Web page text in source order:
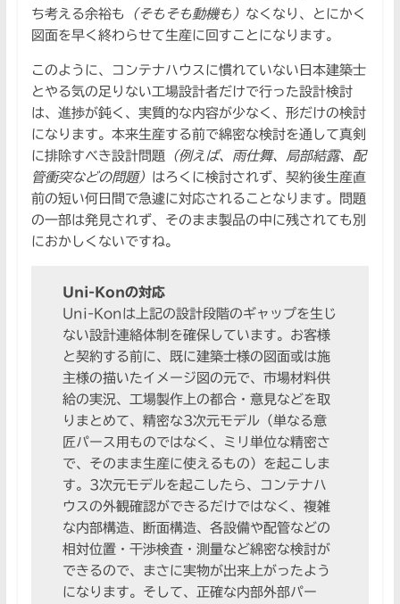
ち考える余裕も
（そもそも動機も） なくなり、とにかく
図面を早く終わらせて生産に回すことになります。
このように、コンテナハウスに慣れていない日本建築士
とやる気の足りない工場設計者だけで行った設計検討
は、進捗が鈍く、実質的な内容が少なく、形だけの検討
になります。本来生産する前で綿密な検討を通して真剣
に排除すべき設計問題（例えば、雨仕舞、局部結露、配
管衝突などの問題） はろくに検討されず、契約後生産直
前の短い何日間で急遽に対応されることなります。問題
の一部は発見されず、そのまま製品の中に残されても別
におかしくないですね。
Uni-Konの対応
Uni-Konは上記の設計段階のギャップを生じ
ない設計連絡体制を確保しています。お客様
と契約する前に、既に建築士様の図面或は施
主様の描いたイメージ図の元で、市場材料供
給の実況、工場製作上の都合・意見などを取
りまとめて、精密な3次元モデル（単なる意
匠パース用ものではなく、ミリ単位な精密さ
で、そのまま生産に使えるもの）を起こしま
す。3次元モデルを起こしたら、コンテナハ
ウスの外観確認ができるだけではなく、複雑
な内部構造、断面構造、各設備や配管などの
相対位置・干渉検査・測量など綿密な検討が
できるので、まさに実物が出来上がったよう
になります。そして、正確な内部外部パー